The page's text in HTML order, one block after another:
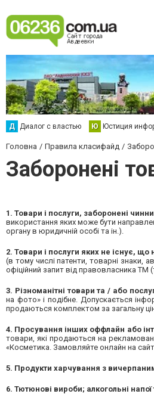
Д Диалог с властью Ю Юстиция
Головна Правила класифайд
Заборонені
1. Товари і послуги, заборонені
використання яких може бути
органу в юридичній особі та ін.).
2. Товари і послуги яких не існує,
(в тому числі патенти, товарні знаки,
офіційний запит від правовласника ТМ
3. Різноманітні товари та / або
на фото» і подібне. Допускається
продаються комплектом за загальну
4. Просування інших оффлайн або
товари, які продаються на
«Косметика. Замовляйте онлайн на
5. Продукти харчування з
6. Тютюнові вироби; алкогольні